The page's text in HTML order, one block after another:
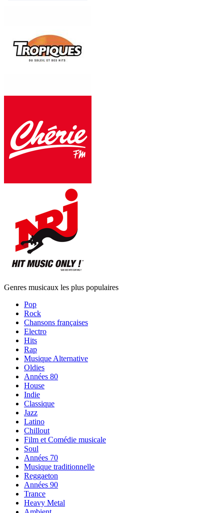
Genres musicaux les plus populaires
Pop
Rock
Chansons françaises
Electro
Hits
Rap
Musique Alternative
Oldies
Années 80
House
Indie
Classique
Jazz
Latino
Chillout
Film et Comédie musicale
Soul
Années 70
Musique traditionnelle
Reggaeton
Années 90
Trance
Heavy Metal